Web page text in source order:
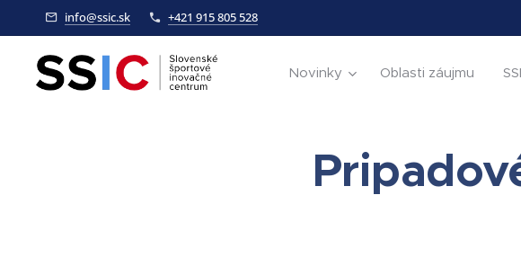
info@ssic.sk +421 915 805 528
Novinky Oblasti záujmu